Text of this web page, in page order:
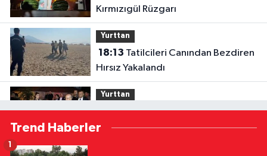
Kırmızıgül Rüzgarı
Yurttan
18:13
Hırsız Yakalandı
Yurttan
18:12Bakan Şimşek, Gercüş'te
Toplu Açılış Törenine Katıldı
Trend Haberler
1